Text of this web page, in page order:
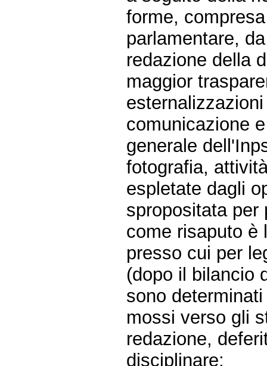
forme,
parlamentare,
redazione della
maggior
comunicazione
generale
fotografia,
espletate dagli
spropositata per
come risaputo è
presso cui per
(dopo il bilancio
sono
mossi verso gli
redazione,
disciplinare;